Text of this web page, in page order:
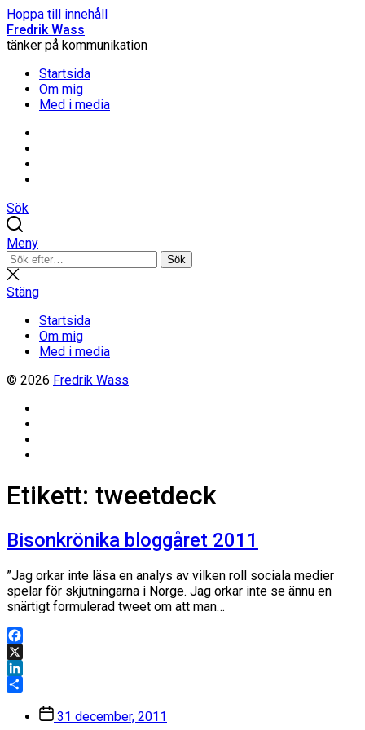
Hoppa till innehåll
Fredrik Wass
tänker på kommunikation
Startsida
Om mig
Med i media
Sök
Meny
Sök
efter:
Sök
Stäng
sökning
Stäng
Startsida
Om mig
Med i media
© 2026 Fredrik Wass
Etikett: tweetdeck
Bisonkrönika bloggåret 2011
”Jag orkar inte läsa en analys av vilken roll sociala medier
spelar för skjutningarna i Norge. Jag orkar inte se ännu en
snärtigt formulerad tweet om att man…
Facebook
X
LinkedIn
Inläggsdatum
31 december, 2011